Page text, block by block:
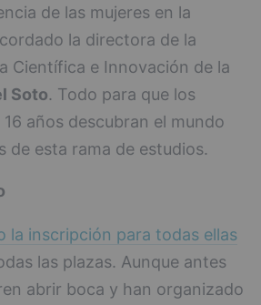
de las mujeres en la
la directora de la
Científica e Innovación de la
Soto. Todo para que los
años descubran el mundo
de esta rama de estudios.
la inscripción para todas ellas
las plazas. Aunque antes
abrir boca y han organizado